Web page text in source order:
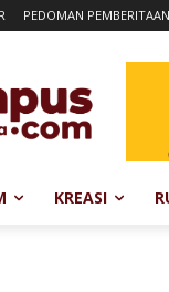
PEDOMAN
KREASI